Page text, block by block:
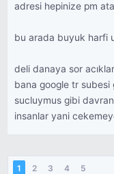
adresi hepinize pm
bu arada buyuk harfi
deli danaya sor
bana google tr subesi
sucluymus gibi
insanlar yani
1 2 3 4 5